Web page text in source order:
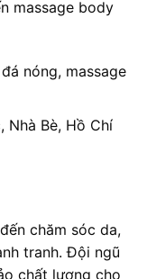
massage body
nóng, massage
Nhà Bè, Hồ Chí
chăm sóc da,
tranh. Đội ngũ
chất lượng cho